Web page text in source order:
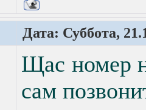
Дата: Суббота,
Щас номер
сам